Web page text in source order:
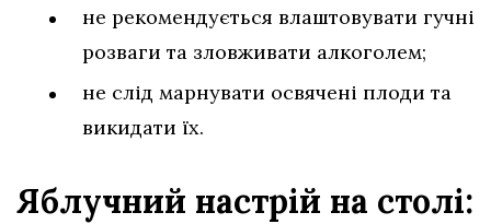
не рекомендується влаштовувати гучні
розваги та зловживати алкоголем;
не слід марнувати освячені плоди та
викидати їх.
Яблучний настрій на столі: